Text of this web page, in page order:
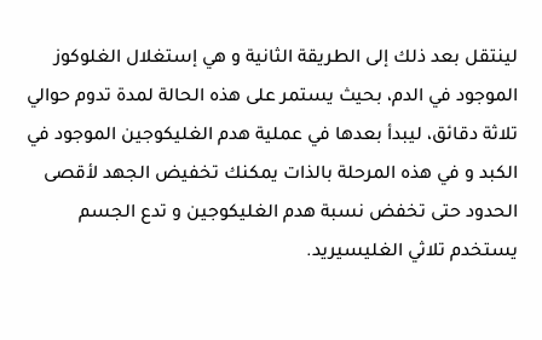
لينتقل بعد ذلك إلى الطريقة الثانية و هي إستغلال الغلوكوز
الموجود في الدم، بحيث يستمر على هذه الحالة لمدة تدوم حوالي
تلاثة دقائق، ليبدأ بعدها في عملية هدم الغليكوجين الموجود في
الكبد و في هذه المرحلة بالذات يمكنك تخفيض الجهد لأقصى
الحدود حتى تخفض نسبة هدم الغليكوجين و تدع الجسم
يستخدم تلاثي الغليسيريد.